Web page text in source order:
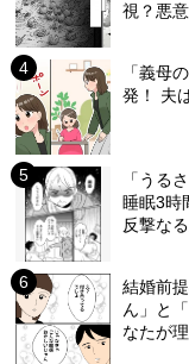
視？悪
「義母
発！ 夫
「うる
睡眠3時
反撃な
結婚前
ん」と
なたが